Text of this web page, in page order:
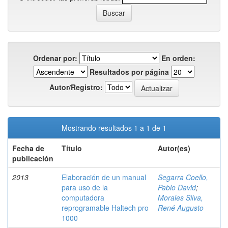
Ordenar por:
En orden:
Resultados por página
Autor/Registro:
Mostrando resultados 1 a 1 de 1
Fecha de
publicación
Título Autor(es)
2013
Elaboración de un manual
para uso de la
computadora
reprogramable Haltech pro
1000
Segarra Coello,
Pablo David;
Morales Silva,
René Augusto